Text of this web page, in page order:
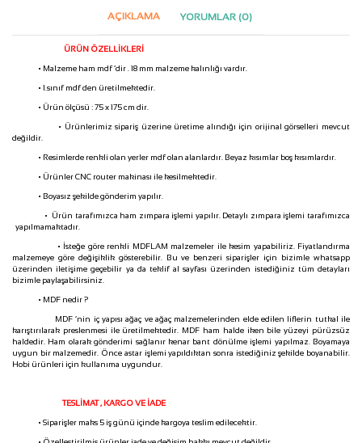
AÇIKLAMA YORUMLAR (0)
ÜRÜN ÖZELLİKLERİ
• Malzeme ham mdf ‘dir . 18 mm malzeme kalınlığı vardır.
• 1.sınıf mdf den üretilmektedir.
• Ürün ölçüsü : 75 x 175 cm dir.
• Ürünlerimiz sipariş üzerine üretime alındığı için orijinal görselleri mevcut
değildir.
• Resimlerde renkli olan yerler mdf olan alanlardır. Beyaz kısımlar boş kısımlardır.
• Ürünler CNC router makinası ile kesilmektedir.
• Boyasız şekilde gönderim yapılır.
• Ürün tarafımızca ham zımpara işlemi yapılır. Detaylı zımpara işlemi tarafımızca
yapılmamaktadır.
• İsteğe göre renkli MDFLAM malzemeler ile kesim yapabiliriz. Fiyatlandırma
malzemeye göre değişiklik gösterebilir. Bu ve benzeri siparişler için bizimle whatsapp
üzerinden iletişime geçebilir ya da teklif al sayfası üzerinden istediğiniz tüm detayları
bizimle paylaşabilirsiniz.
• MDF nedir ?
MDF ‘nin iç yapısı ağaç ve ağaç malzemelerinden elde edilen liflerin tutkal ile
karıştırılarak preslenmesi ile üretilmektedir. MDF ham halde iken bile yüzeyi pürüzsüz
haldedir. Ham olarak gönderimi sağlanır kenar bant dönülme işlemi yapılmaz. Boyamaya
uygun bir malzemedir. Önce astar işlemi yapıldıktan sonra istediğiniz şekilde boyanabilir.
Hobi ürünleri için kullanıma uygundur.
TESLİMAT , KARGO VE İADE
• Siparişler maks 5 iş günü içinde kargoya teslim edilecektir.